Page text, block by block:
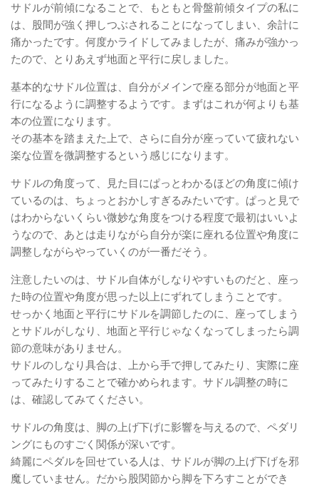
サドルが前傾になることで、もともと骨盤前傾タイプの私に
は、股間が強く押しつぶされることになってしまい、余計に
痛かったです。何度かライドしてみましたが、痛みが強かっ
たので、とりあえず地面と平行に戻しました。
基本的なサドル位置は、自分がメインで座る部分が地面と平
行になるように調整するようです。まずはこれが何よりも基
本の位置になります。
その基本を踏まえた上で、さらに自分が座っていて疲れない
楽な位置を微調整するという感じになります。
サドルの角度って、見た目にぱっとわかるほどの角度に傾け
ているのは、ちょっとおかしすぎるみたいです。ぱっと見で
はわからないくらい微妙な角度をつける程度で最初はいいよ
うなので、あとは走りながら自分が楽に座れる位置や角度に
調整しながらやっていくのが一番だそう。
注意したいのは、サドル自体がしなりやすいものだと、座っ
た時の位置や角度が思った以上にずれてしまうことです。
せっかく地面と平行にサドルを調節したのに、座ってしまう
とサドルがしなり、地面と平行じゃなくなってしまったら調
節の意味がありません。
サドルのしなり具合は、上から手で押してみたり、実際に座
ってみたりすることで確かめられます。サドル調整の時に
は、確認してみてください。
サドルの角度は、脚の上げ下げに影響を与えるので、ペダリ
ングにものすごく関係が深いです。
綺麗にペダルを回せている人は、サドルが脚の上げ下げを邪
魔していません。だから股関節から脚を下ろすことができ